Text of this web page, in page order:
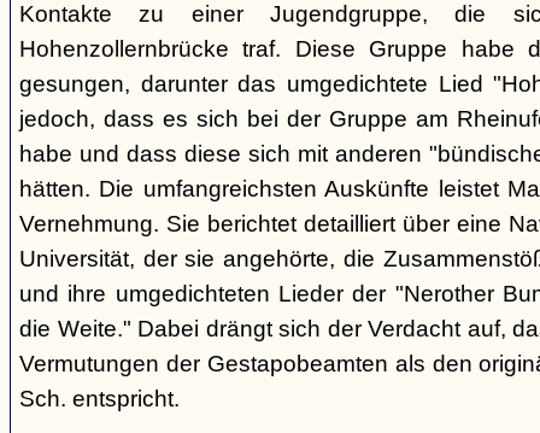
Kontakte zu einer Jugendgruppe, die
Hohenzollernbrücke traf. Diese Gruppe habe
gesungen, darunter das umgedichtete Lied
jedoch, dass es sich bei der Gruppe am
habe und dass diese sich mit anderen
hätten. Die umfangreichsten Auskünfte leistet
Vernehmung. Sie berichtet detailliert über eine
Universität, der sie angehörte, die
und ihre umgedichteten Lieder der "Nerother
die Weite." Dabei drängt sich der Verdacht auf,
Vermutungen der Gestapobeamten als den
Sch. entspricht.